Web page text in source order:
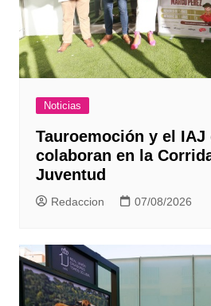
Noticias
Tauroemoción y el IAJ
colaboran en la
Juventud
Redaccion 07/08/2026